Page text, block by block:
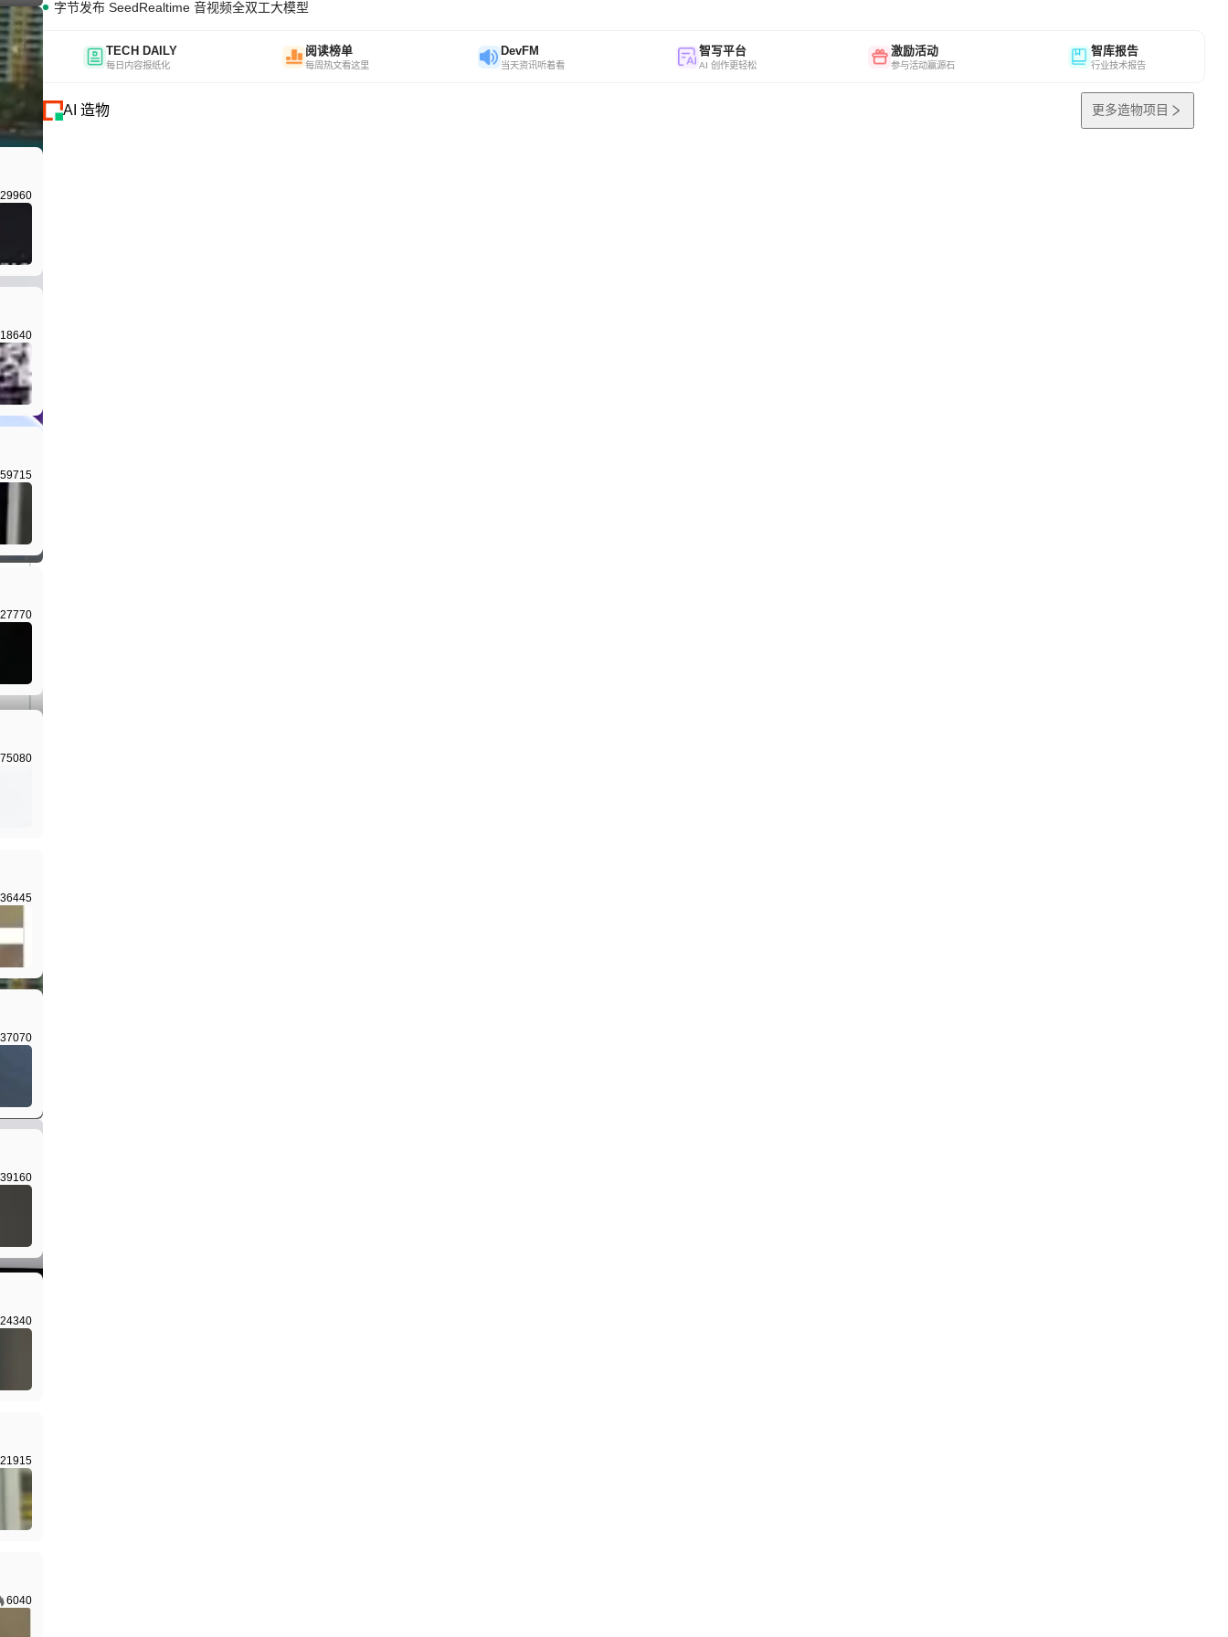
成
成
字节发布 SeedRealtime 音视频全双工大模型
TECH DAILY
每日内容报纸化
阅读榜单
每周热文看这里
DevFM
当天资讯听着看
智写平台
AI 创作更轻松
激励活动
参与活动赢源石
智库报告
行业技术报告
AI 造物 更多造物项目
29960
18640
59715
27770
75080
36445
37070
39160
24340
21915
6040